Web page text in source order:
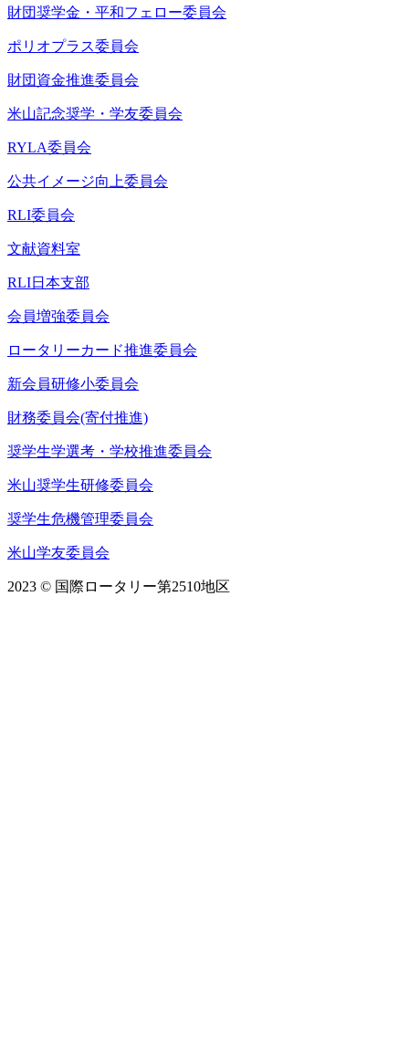
財団奨学金・平和フェロー委員会
ポリオプラス委員会
財団資金推進委員会
米山記念奨学・学友委員会
RYLA委員会
公共イメージ向上委員会
RLI委員会
文献資料室
RLI日本支部
会員増強委員会
ロータリーカード推進委員会
新会員研修小委員会
財務委員会(寄付推進)
奨学生学選考・学校推進委員会
米山奨学生研修委員会
奨学生危機管理委員会
米山学友委員会
2023 © 国際ロータリー第2510地区